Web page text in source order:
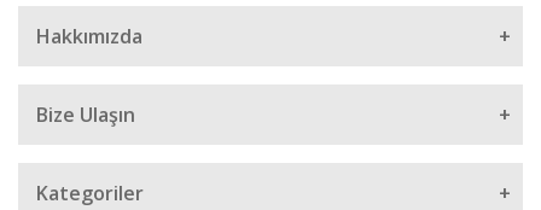
Hakkımızda
Bize Ulaşın
Müşteri Hizmetleri
Kategoriler